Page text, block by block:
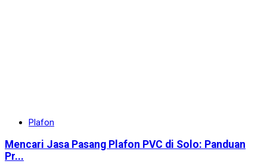
Plafon
Mencari Jasa Pasang Plafon PVC di Solo: Panduan
Pr...